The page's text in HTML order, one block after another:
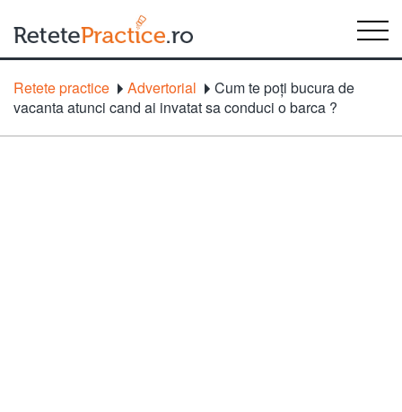
Retete practice Advertorial
Cum te poți bucura de
vacanta atunci cand ai invatat sa conduci o barca ?